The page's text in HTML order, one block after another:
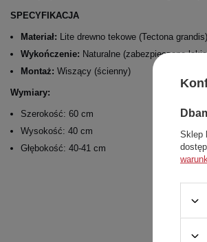
SPECYFIKACJA
Materiał:
Lite drewno tekowe (Tectona grandis)
Wykończenie: Naturalne (zabezpieczone
Montaż: Wiszący (ścienny)
Wymiary:
Szerokość: 60 cm
Wysokość: 40 cm
Głębokość: 40-41 cm
Sklep